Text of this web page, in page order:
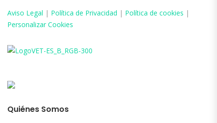
Aviso Legal | Política de Privacidad | Política de cookies |
Personalizar Cookies
Quiénes Somos